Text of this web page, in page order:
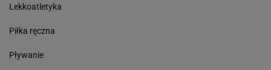
Lekkoatletyka
Piłka ręczna
Pływanie